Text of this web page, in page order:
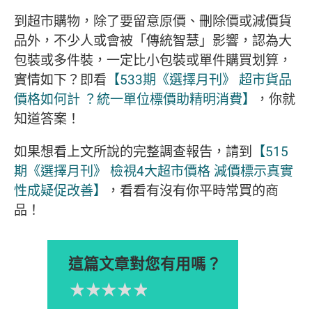
到超市購物，除了要留意原價、刪除價或減價貨
品外，不少人或會被「傳統智慧」影響，認為大
包裝或多件裝，一定比小包裝或單件購買划算，
實情如下？即看 【533期《選擇月刊》 超市貨品
價格如何計 ？統一單位標價助精明消費】
，你就
知道答案！
如果想看上文所說的完整調查報告，請到 【515
期《選擇月刊》 檢視4大超市價格 減價標示真實
性成疑促改善】
，看看有沒有你平時常買的商
品！
這篇文章對您有用嗎？
Please rate
4星
3星
2星
1星